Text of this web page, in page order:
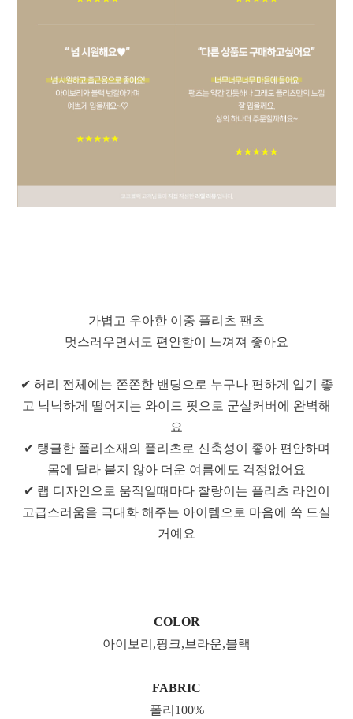
가볍고 우아한 이중 플리츠 팬츠
멋스러우면서도 편안함이 느껴져 좋아요
✔ 허리 전체에는 쫀쫀한 밴딩으로 누구나 편하게 입기 좋
고 낙낙하게 떨어지는 와이드 핏으로 군살커버에 완벽해
요
✔ 탱글한 폴리소재의 플리츠로 신축성이 좋아 편안하며
몸에 달라 붙지 않아 더운 여름에도 걱정없어요
✔ 랩 디자인으로 움직일때마다 찰랑이는 플리츠 라인이
고급스러움을 극대화 해주는 아이템으로 마음에 쏙 드실
거예요
COLOR
아이보리,핑크,브라운,블랙
FABRIC
폴리100%